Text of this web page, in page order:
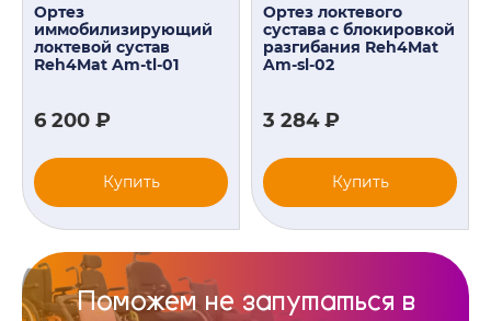
Ортез
иммобилизирующий
локтевой сустав
Reh4Mat Am-tl-01
6 200 ₽
Купить
Ортез локтевого
сустава с блокировкой
разгибания Reh4Mat
Am-sl-02
3 284 ₽
Купить
Поможем не запутаться в